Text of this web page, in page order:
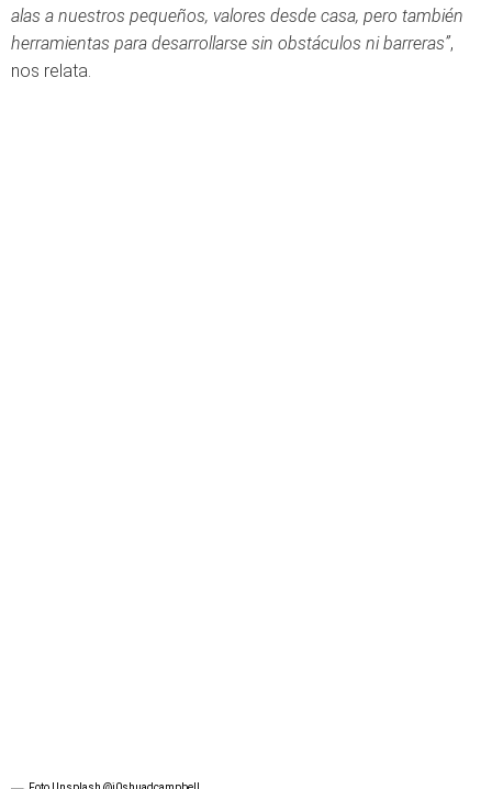
alas a nuestros pequeños, valores desde casa, pero también
herramientas para desarrollarse sin obstáculos ni barreras”,
nos relata.